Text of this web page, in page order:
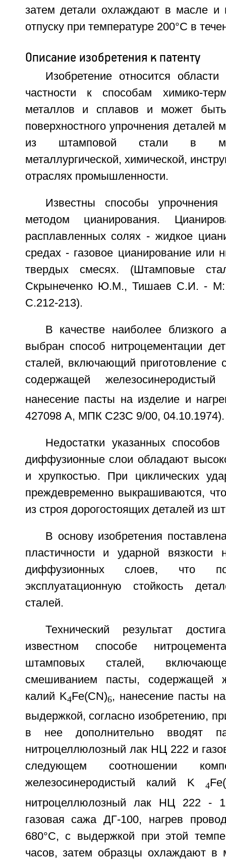
затем детали охлаждают в масле и
отпуску при температуре 200°C в
Описание изобретения к патенту
Изобретение относится
частности к способам химико-
металлов и сплавов и может
поверхностного упрочнения деталей
из штамповой стали в
металлургической, химической,
отраслях промышленности.
Известны способы
методом цианирования.
расплавленных солях - жидкое
средах - газовое цианирование или
твердых смесях. (Штамповые
Скрынеченко Ю.М., Тишаев С.И. - М:
С.212-213).
В качестве наиболее близкого
выбран способ нитроцементации
сталей, включающий приготовление
содержащей
нанесение пасты на изделие и
427098 А, МПК С23С 9/00, 04.10.1974).
Недостатки указанных
диффузионные слои обладают
и хрупкостью. При циклических
преждевременно выкрашиваются,
из строя дорогостоящих деталей из
В основу изобретения
пластичности и ударной вязкости
диффузионных слоев, что
эксплуатационную стойкость
сталей.
Технический результат
известном способе
штамповых сталей,
смешиванием пасты, содержащей
калий K4Fe(CN)6, нанесение пасты
выдержкой, согласно изобретению,
в нее дополнительно вводят
нитроцеллюлозный лак НЦ 222 и
следующем соотношении
железосинеродистый калий K 4
нитроцеллюлозный лак НЦ 222 -
газовая сажа ДГ-100, нагрев
680°C, с выдержкой при этой
часов, затем образцы охлаждают в